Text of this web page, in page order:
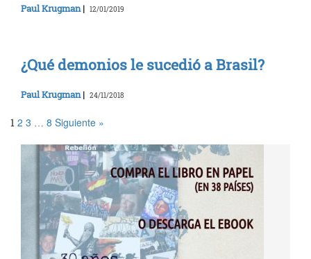
Paul Krugman| 12/01/2019
¿Qué demonios le sucedió a Brasil?
Paul Krugman| 24/11/2018
1 2 3 8 Siguiente »